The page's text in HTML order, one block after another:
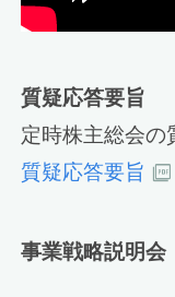
質疑応答要旨
定時株主総会の
質疑応答要旨
事業戦略説明会